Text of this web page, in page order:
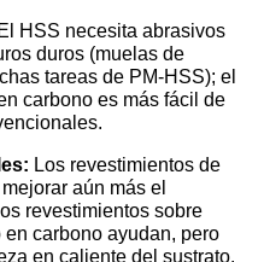
HSS necesita abrasivos
duros (muelas de
tareas de PM-HSS); el
carbono es más fácil de
Los revestimientos de
aún más el
revestimientos sobre
carbono ayudan, pero
en caliente del sustrato.